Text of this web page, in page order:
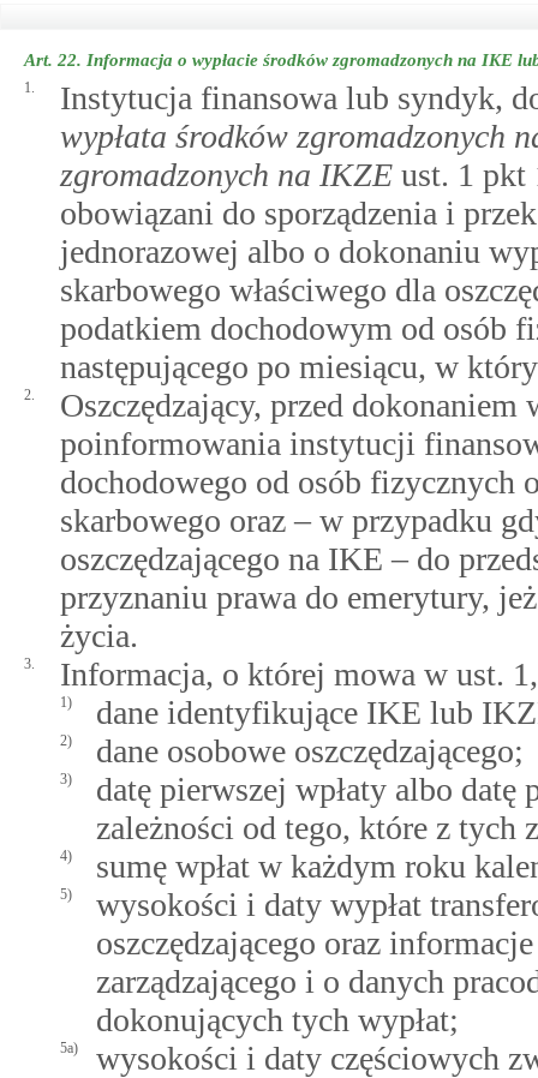
Art. 22. Informacja o wypłacie środków zgromadzonych na IKE
1.
Instytucja finansowa lub syndyk,
wypłata środków zgromadzonych
zgromadzonych na IKZE ust. 1
obowiązani do sporządzenia i
jednorazowej albo o dokonaniu
skarbowego właściwego dla
podatkiem dochodowym od osób
następującego po miesiącu, w
2.
Oszczędzający, przed dokonaniem
poinformowania instytucji
dochodowego od osób fizycznych
skarbowego oraz – w przypadku
oszczędzającego na IKE – do
przyznaniu prawa do emerytury,
życia.
3. Informacja, o której mowa w ust.
1) dane identyfikujące IKE lub
2) dane osobowe oszczędzającego;
3)
datę pierwszej wpłaty albo
zależności od tego, które z tych
4) sumę wpłat w każdym roku
5)
wysokości i daty wypłat
oszczędzającego oraz
zarządzającego i o danych
dokonujących tych wypłat;
5a)
wysokości i daty częściowych